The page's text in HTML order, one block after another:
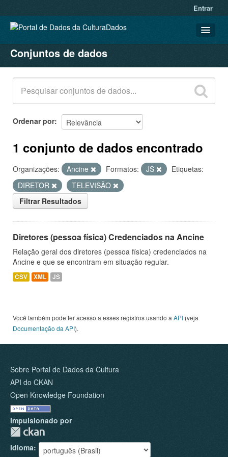
Entrar
CONJUNTOS DE DADOS
ORGANIZAÇÕES
GRUPOS
SOBRE
Conjuntos de dados
Ordenar por
1 conjunto de dados encontrado
Organizações: Ancine Formatos: JS
Etiquetas:
DIRETOR
TELEVISÃO
Filtrar Resultados
Diretores (pessoa física) Credenciados na Ancine
Relação geral dos diretores (pessoa física) credenciados na
Ancine e que se encontram em situação regular.
CSV XML JS
Você também pode ter acesso a esses registros usando a API (veja
Documentação da API).
Sobre Portal de Dados da Cultura
API do CKAN
Open Knowledge Foundation
Impulsionado por
Idioma